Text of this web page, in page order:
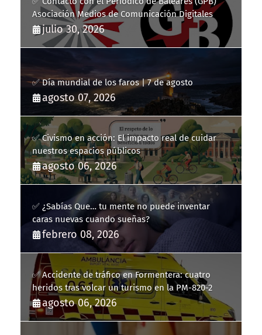
Asociación Medios de Comunicación Digitales
julio 30, 2026
✅ Día mundial de los faros | 7 de agosto
agosto 07, 2026
✅ Civismo en acción: El impacto real de cuidar
nuestros espacios públicos
agosto 06, 2026
✅ ¿Sabías Que… tu mente no puede inventar
caras nuevas cuando sueñas?
febrero 08, 2026
✅ Accidente de tráfico en Formentera: cuatro
heridos tras volcar un turismo en la PM-820-2
agosto 06, 2026